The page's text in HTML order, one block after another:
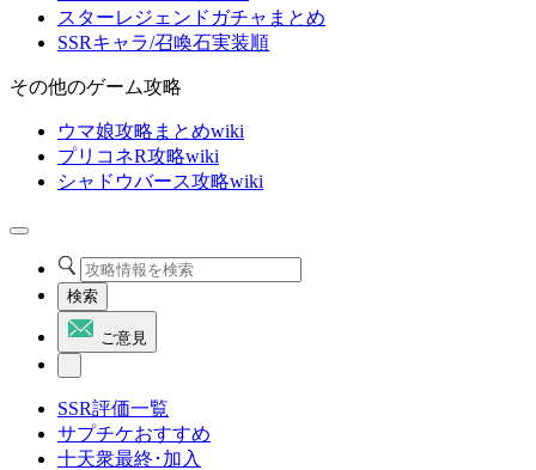
スターレジェンドガチャまとめ
SSRキャラ/召喚石実装順
その他のゲーム攻略
ウマ娘攻略まとめwiki
プリコネR攻略wiki
シャドウバース攻略wiki
検索
ご意見
SSR評価一覧
サプチケおすすめ
十天衆最終･加入